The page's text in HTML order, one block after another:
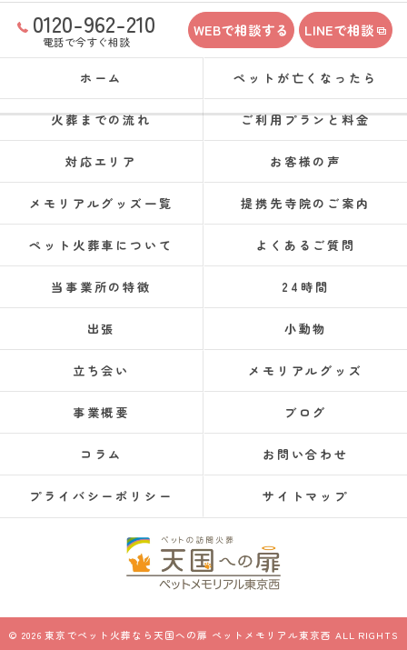
0120-962-210
電話で今すぐ相談
WEBで相談する LINEで相談
ホーム ペットが亡くなったら
火葬までの流れ ご利用プランと料金
対応エリア お客様の声
メモリアルグッズ一覧 提携先寺院のご案内
ペット火葬車について よくあるご質問
当事業所の特徴 24時間
出張 小動物
立ち会い メモリアルグッズ
事業概要 ブログ
コラム お問い合わせ
プライバシーポリシー サイトマップ
© 2026 東京でペット火葬なら天国への扉 ペットメモリアル東京西 ALL RIGHTS